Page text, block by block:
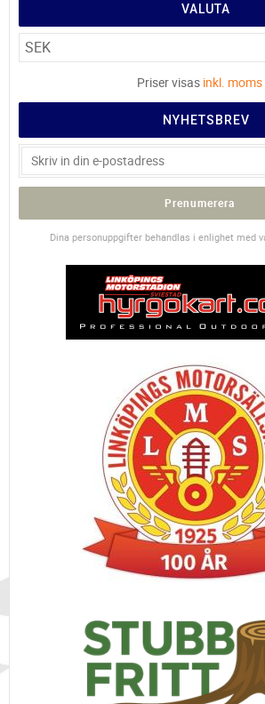
VALUTA
Priser visas inkl. moms
NYHETSBREV
Prenumerera
Dina personuppgifter behandlas i enlighet med